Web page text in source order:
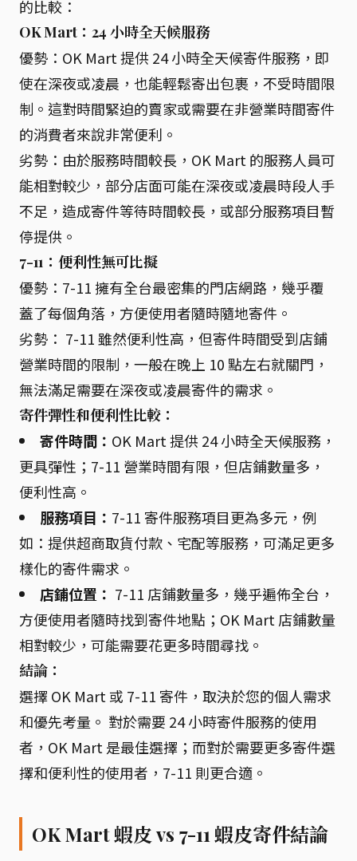
的比較：
OK Mart：24 小時全天候服務
優勢：OK Mart 提供 24 小時全天候寄件服務，即
使在深夜或凌晨，也能輕鬆寄出包裹，不受時間限
制。這對時間緊迫的賣家或需要在非營業時間寄件
的消費者來說非常便利。
劣勢：由於服務時間較長，OK Mart 的服務人員可
能相對較少，部分店面可能在深夜或凌晨時段人手
不足，造成寄件等待時間較長，或部分服務項目暫
停提供。
7-11：便利性無可比擬
優勢：7-11 擁有全台最密集的門店網路，幾乎覆
蓋了每個角落，方便使用者隨時隨地寄件。
劣勢： 7-11 雖然便利性高，但寄件時間受到店鋪
營業時間的限制，一般在晚上 10 點左右就關門，
無法滿足需要在深夜或凌晨寄件的需求。
寄件彈性和便利性比較：
寄件時間： OK Mart 提供 24 小時全天候服務，
更具彈性；7-11 營業時間有限，但店鋪數量多，
便利性高。
服務項目： 7-11 寄件服務項目更為多元，例
如：提供超商取貨付款、宅配等服務，可滿足更多
樣化的寄件需求。
店鋪位置： 7-11 店鋪數量多，幾乎遍佈全台，
方便使用者隨時找到寄件地點；OK Mart 店鋪數量
相對較少，可能需要花更多時間尋找。
結論：
選擇 OK Mart 或 7-11 寄件，取決於您的個人需求
和優先考量。 對於需要 24 小時寄件服務的使用
者，OK Mart 是最佳選擇；而對於需要更多寄件選
擇和便利性的使用者，7-11 則更合適。
OK Mart 蝦皮 vs 7-11 蝦皮寄件結論